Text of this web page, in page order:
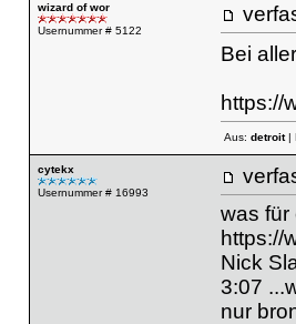
wizard of wor
Usernummer # 5122
Bei
https://
Aus: detroit|
cytekx
Usernummer # 16993
was für
https://
Nick
3:07
nur